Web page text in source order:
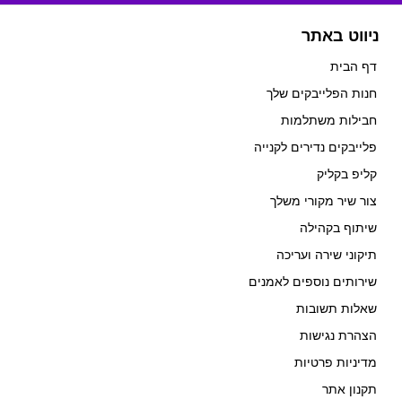
ניווט באתר
דף הבית
חנות הפלייבקים שלך
חבילות משתלמות
פלייבקים נדירים לקנייה
קליפ בקליק
צור שיר מקורי משלך
שיתוף בקהילה
תיקוני שירה ועריכה
שירותים נוספים לאמנים
שאלות תשובות
הצהרת נגישות
מדיניות פרטיות
תקנון אתר